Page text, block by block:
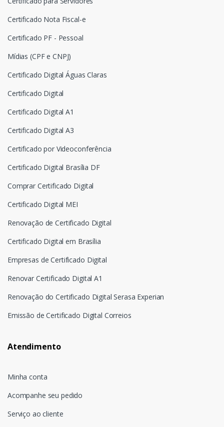
Certificado Nota Fiscal-e
Certificado PF - Pessoal
Mídias (CPF e CNPJ)
Certificado Digital Águas Claras
Certificado Digital
Certificado Digital A1
Certificado Digital A3
Certificado por Videoconferência
Certificado Digital Brasília DF
Comprar Certificado Digital
Certificado Digital MEI
Renovação de Certificado Digital
Certificado Digital em Brasília
Empresas de Certificado Digital
Renovar Certificado Digital A1
Renovação do Certificado Digital Serasa Experian
Emissão de Certificado Digital Correios
Atendimento
Minha conta
Acompanhe seu pedido
Serviço ao cliente